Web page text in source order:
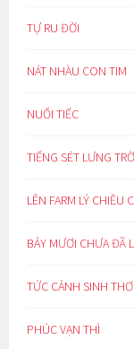
TỰ RU ĐỜI
NÁT NHÀU CON TIM
NUỐI TIẾC
TIẾNG SÉT LƯNG
LÊN FARM LÝ CHIỀU
BẢY MƯƠI CHƯA ĐÃ
TỨC CẢNH SINH THƠ
PHÚC VẠN THÌ